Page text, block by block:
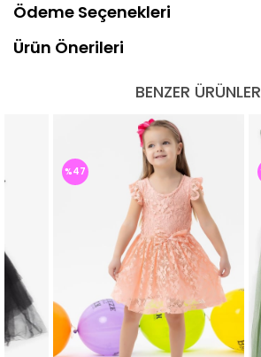
Ödeme Seçenekleri
Ürün Önerileri
BENZER ÜRÜNLER